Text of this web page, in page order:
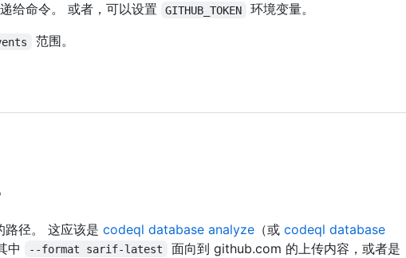
给命令。 或者，可以设置 GITHUB_TOKEN
环境变量。
范围。
路径。 这应该是 codeql database analyze （或 codeql database
中 --format sarif-latest
面向到 github.com 的上传内容，或者是